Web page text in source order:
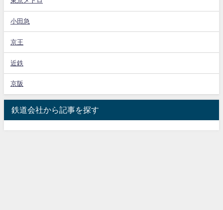
小田急
京王
近鉄
京阪
鉄道会社から記事を探す